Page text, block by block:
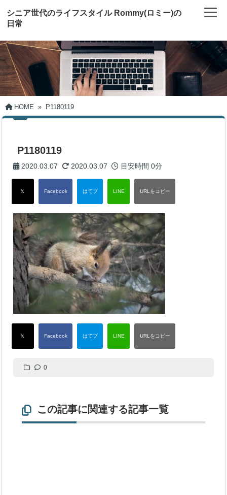
シニア世代のライフスタイル Rommy(ロミー)の
日常
HOME » P1180119
P1180119
2020.03.07 2020.03.07 目安時間0分
0
この記事に関連する記事一覧